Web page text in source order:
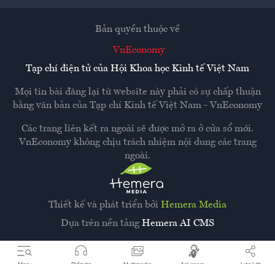
Thiết kế và phát triển bởi Hemera Media
Dựa trên nền tảng Hemera AI CMS
Bản quyền thuộc về
VnEconomy
Tạp chí điện tử của Hội Khoa học Kinh tế Việt Nam
Mọi tin bài đăng lại từ website này phải có sự chấp thuận
bằng văn bản của Tạp chí Kinh tế Việt Nam - VnEconomy
Các trang liên kết ra ngoài sẽ được mở ra ở cửa sổ mới.
VnEconomy không chịu trách nhiệm nội dung các trang
ngoài.